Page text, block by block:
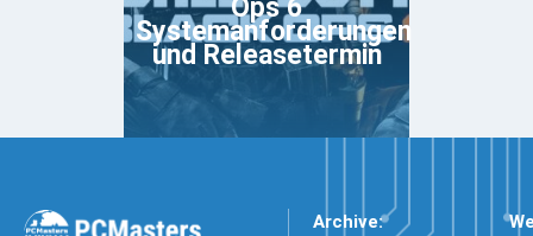
Ops 6
Systemanforderungen
und Releasetermin
Archive: